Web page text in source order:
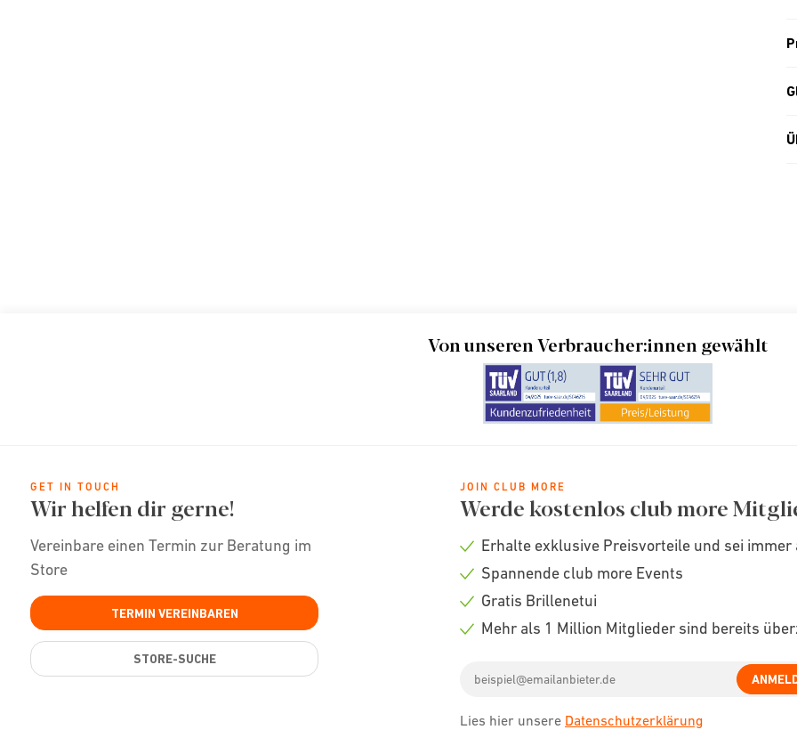
Von unseren Verbraucher:innen gewählt
GET IN TOUCH
Wir helfen dir gerne!
Vereinbare einen Termin zur Beratung im
Store
TERMIN VEREINBAREN
STORE-SUCHE
JOIN CLUB MORE
Werde kostenlos club more
Check
Erhalte exklusive Preisvorteile und sei
Check
Spannende club more Events
Check
Gratis Brillenetui
Mehr als 1 Million Mitglieder sind bereits
address
Lies hier unsere Datenschutzerklärung